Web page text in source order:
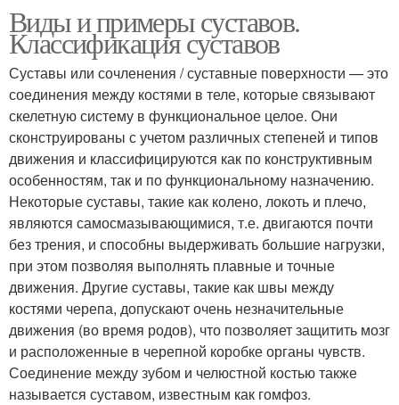
Виды и примеры суставов.
Классификация суставов
Суставы или сочленения / суставные поверхности — это
соединения между костями в теле, которые связывают
скелетную систему в функциональное целое. Они
сконструированы с учетом различных степеней и типов
движения и классифицируются как по конструктивным
особенностям, так и по функциональному назначению.
Некоторые суставы, такие как колено, локоть и плечо,
являются самосмазывающимися, т.е. двигаются почти
без трения, и способны выдерживать большие нагрузки,
при этом позволяя выполнять плавные и точные
движения. Другие суставы, такие как швы между
костями черепа, допускают очень незначительные
движения (во время родов), что позволяет защитить мозг
и расположенные в черепной коробке органы чувств.
Соединение между зубом и челюстной костью также
называется суставом, известным как гомфоз.